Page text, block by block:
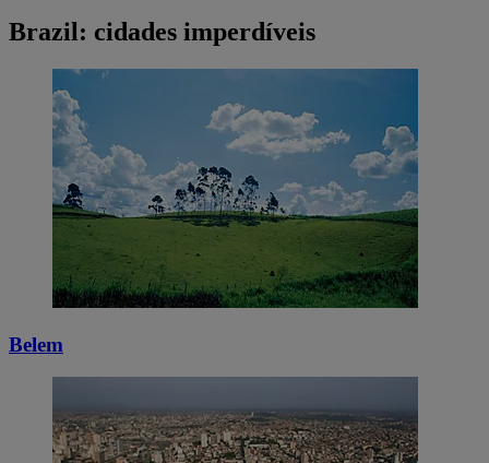
Brazil: cidades imperdíveis
Belem